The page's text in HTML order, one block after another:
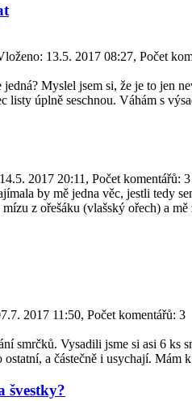
13.5. 2017 08:27, Počet
jedná? Myslel jsem si, že je to jen
listy úplně seschnou. Váhám s
2017 20:11, Počet komentářů: 3
by mě jedna věc, jestli tedy
z ořešáku (vlašský ořech) a
2017 11:50, Počet komentářů: 3
smrčků. Vysadili jsme si asi 6 ks
ostatní, a částečně i usychají.
švestky?